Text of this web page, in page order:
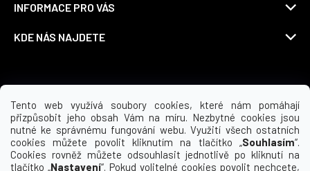
Tento web využívá soubory cookies, které nám pomáhají
přizpůsobit jeho obsah Vám na míru. Nezbytné cookies jsou
nutné ke správnému fungování webu. Využití všech ostatních
cookies můžete povolit kliknutím na tlačítko „Souhlasím“.
Cookies rovněž můžete odsouhlasit jednotlivě po kliknutí na
tlačítko „Nastavení“. Pokud volitelné cookies povolit nechcete,
INFORMACE PRO VÁS
KDE NÁS NAJDETE
Možnosti dopravy